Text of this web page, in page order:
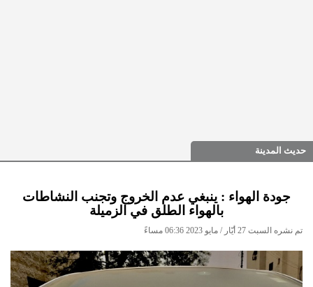
حديث المدينة
جودة الهواء : ينبغي عدم الخروج وتجنب النشاطات
بالهواء الطلق في الزميلة
تم نشره السبت 27 أيّار / مايو 2023 06:36 مساءً